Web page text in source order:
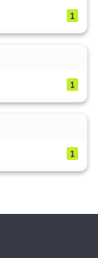
1
1
1